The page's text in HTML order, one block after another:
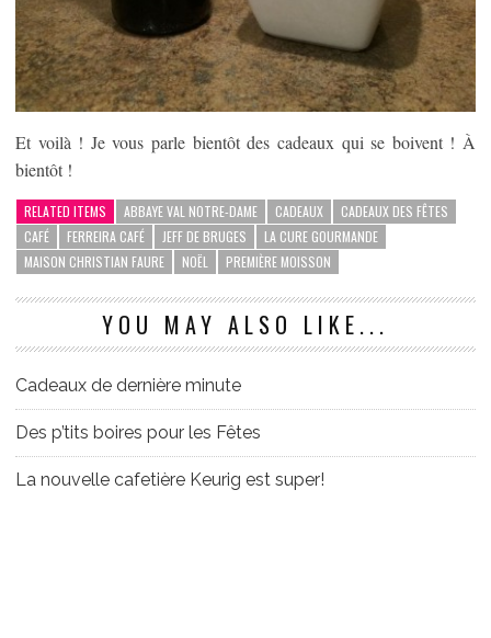
Et voilà ! Je vous parle bientôt des cadeaux qui se boivent ! À
bientôt !
RELATED ITEMS ABBAYE VAL NOTRE-DAME CADEAUX
CADEAUX DES FÊTES
CAFÉ
FERREIRA CAFÉ JEFF DE BRUGES
LA CURE GOURMANDE
MAISON CHRISTIAN FAURE
NOËL PREMIÈRE MOISSON
YOU MAY ALSO LIKE...
Cadeaux de dernière minute
Des p’tits boires pour les Fêtes
La nouvelle cafetière Keurig est super!